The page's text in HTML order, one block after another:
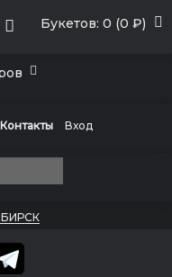
Букетов: 0 (0 ₽)
Контакты Вход